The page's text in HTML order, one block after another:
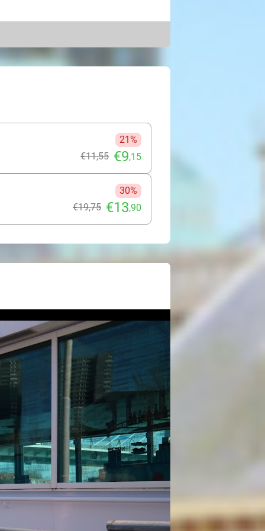
van de haven. Ben je klaar
heeft?
authentieke manier: rauw, robuust
sfeer van de
ogen opent voor de ongekende
21%
€11,55 €9,15
30%
€19,75 €13,90